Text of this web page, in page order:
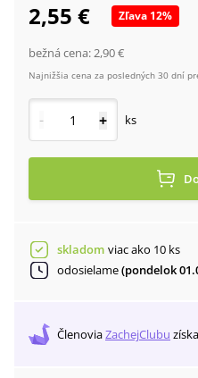
2,55 € Zľava 12%
bežná cena:2,90 €
Najnižšia cena za posledných 30 dní
- + ks
skladom viac ako 10 ks
odosielame(pondelok
ČlenoviaZachejClubu